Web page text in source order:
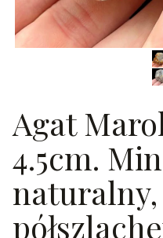
Agat
4.5cm.